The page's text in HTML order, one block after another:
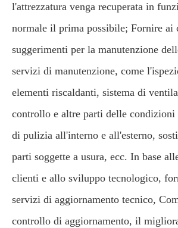
l'attrezzatura venga recuperata in
normale il prima possibile; Fornire ai
suggerimenti per la manutenzione
servizi di manutenzione, come
elementi riscaldanti, sistema di
controllo e altre parti delle
di pulizia all'interno e all'esterno,
parti soggette a usura, ecc. In base
clienti e allo sviluppo tecnologico,
servizi di aggiornamento tecnico,
controllo di aggiornamento, il